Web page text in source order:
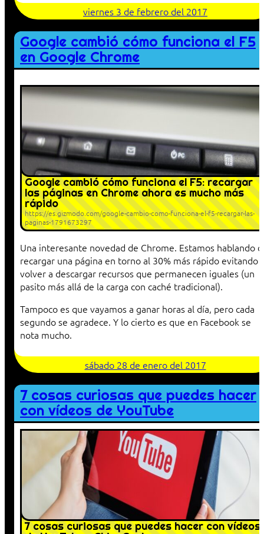
viernes 3 de febrero del 2017
Google cambió cómo funciona el F5
en Google Chrome
Google cambió cómo funciona el F5: recargar
las páginas en Chrome ahora es mucho más
rápido
https://es.gizmodo.com/google-cambio-como-funciona-el-f5-recargar-las-
paginas-1791673297
Una interesante novedad de Chrome. Estamos hablando
recargar una página en torno al 30% más rápido evitando
volver a descargar recursos que permanecen iguales (un
pasito más allá de la carga con caché tradicional).
Tampoco es que vayamos a ganar horas al día, pero cada
segundo se agradece. Y lo cierto es que en Facebook se
nota mucho.
sábado 28 de enero del 2017
7 cosas curiosas que puedes hacer
con vídeos de YouTube
7 cosas curiosas que puedes hacer con vídeos